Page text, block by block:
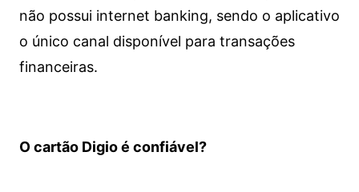
não possui internet banking, sendo o aplicativo
o único canal disponível para transações
financeiras.
O cartão Digio é confiável?